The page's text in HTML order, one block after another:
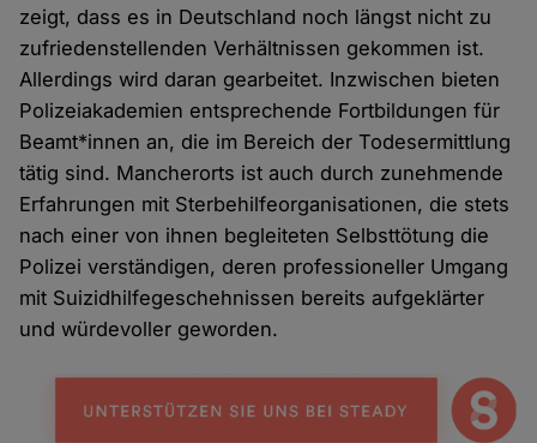
zeigt, dass es in Deutschland noch längst nicht zu
zufriedenstellenden Verhältnissen gekommen ist.
Allerdings wird daran gearbeitet. Inzwischen bieten
Polizeiakademien entsprechende Fortbildungen für
Beamt*innen an, die im Bereich der Todesermittlung
tätig sind. Mancherorts ist auch durch zunehmende
Erfahrungen mit Sterbehilfeorganisationen, die stets
nach einer von ihnen begleiteten Selbsttötung die
Polizei verständigen, deren professioneller Umgang
mit Suizidhilfegeschehnissen bereits aufgeklärter
und würdevoller geworden.